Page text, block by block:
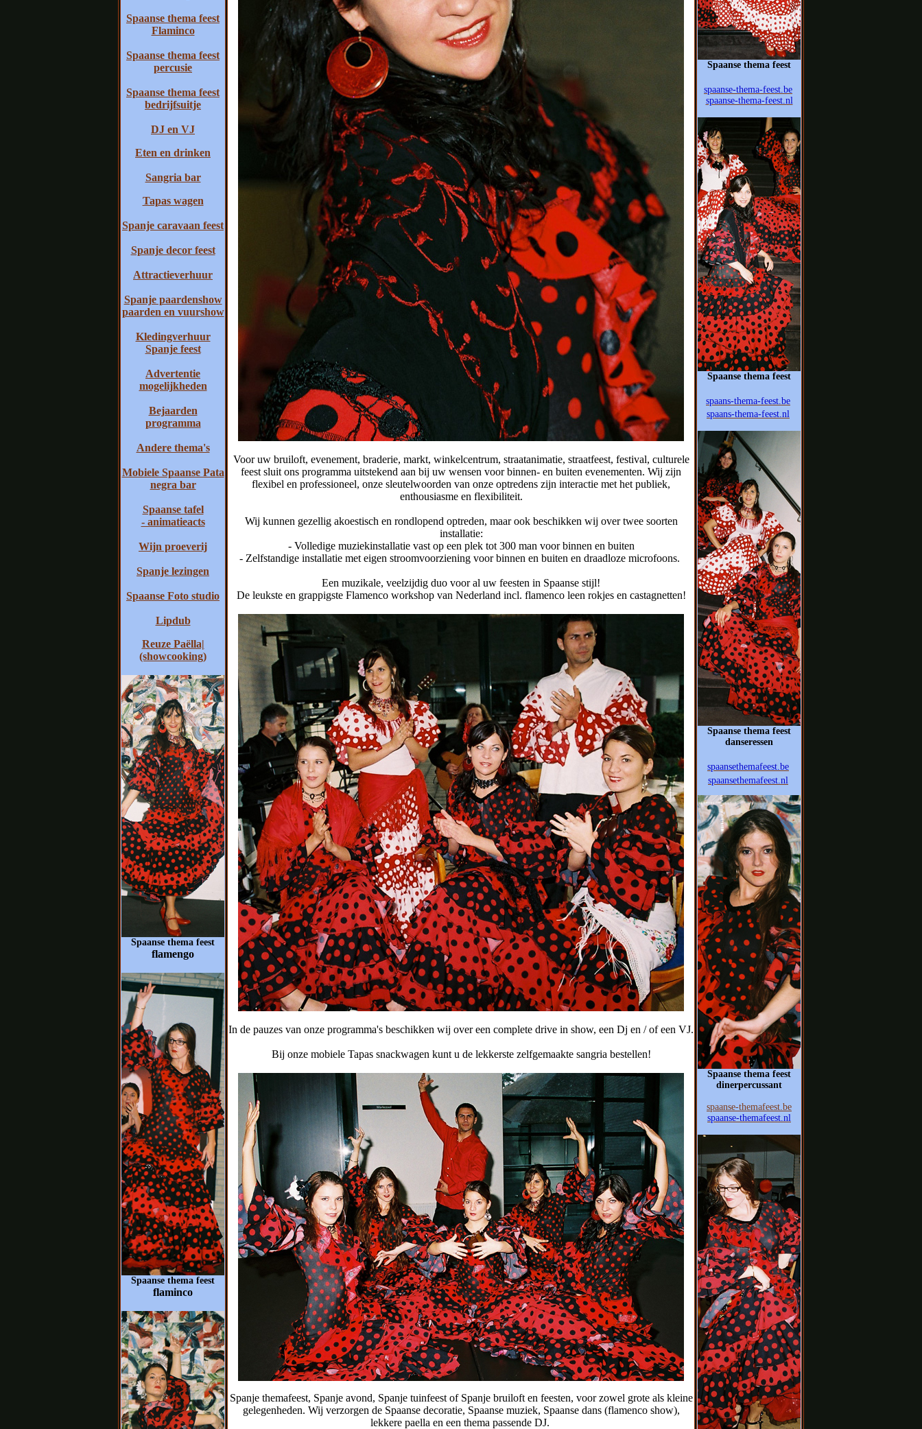
Spaanse thema feest
Flaminco
Spaanse thema feest
percusie
Spaanse thema feest
bedrijfsuitje
DJ en VJ
Eten en drinken
Sangria bar
Tapas wagen
Spanje caravaan feest
Spanje decor feest
Attractieverhuur
Spanje paardenshow
paarden en vuurshow
Kledingverhuur
Spanje feest
Advertentie
mogelijkheden
Bejaarden
programma
Andere thema's
Mobiele Spaanse Pata
negra bar
Spaanse tafel
- animatieacts
Wijn proeverij
Spanje lezingen
Spaanse Foto studio
Lipdub
Reuze Paëlla|
(showcooking)
Spaanse thema feest
flamengo
Spaanse thema feest
flaminco
Voor uw bruiloft, evenement, braderie, markt, winkelcentrum, straatanimatie, straatfeest, festival, culturele
feest sluit ons programma uitstekend aan bij uw wensen voor binnen- en buiten evenementen. Wij zijn
flexibel en professioneel, onze sleutelwoorden van onze optredens zijn interactie met het publiek,
enthousiasme en flexibiliteit.
Wij kunnen gezellig akoestisch en rondlopend optreden, maar ook beschikken wij over twee soorten
installatie:
- Volledige muziekinstallatie vast op een plek tot 300 man voor binnen en buiten
- Zelfstandige installatie met eigen stroomvoorziening voor binnen en buiten en draadloze microfoons.
Een muzikale, veelzijdig duo voor al uw feesten in Spaanse stijl!
De leukste en grappigste Flamenco workshop van Nederland incl. flamenco leen rokjes en castagnetten!
In de pauzes van onze programma's beschikken wij over een complete drive in show, een Dj en / of een VJ.
Bij onze mobiele Tapas snackwagen kunt u de lekkerste zelfgemaakte sangria bestellen!
Spanje themafeest, Spanje avond, Spanje tuinfeest of Spanje bruiloft en feesten, voor zowel grote als kleine
gelegenheden. Wij verzorgen de Spaanse decoratie, Spaanse muziek, Spaanse dans (flamenco show),
lekkere paella en een thema passende DJ.
Spaanse thema feest
spaanse-thema-feest.be
spaanse-thema-feest.nl
Spaanse thema feest
spaans-thema-feest.be
spaans-thema-feest.nl
Spaanse thema feest
danseressen
spaansethemafeest.be
spaansethemafeest.nl
Spaanse thema feest
dinerpercussant
spaanse-themafeest.be
spaanse-themafeest.nl